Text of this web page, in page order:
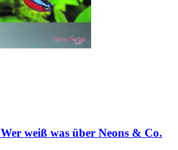
Wer weiß was über Neons & Co.